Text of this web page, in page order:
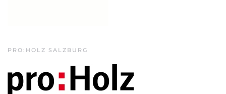
PRO:HOLZ SALZBURG